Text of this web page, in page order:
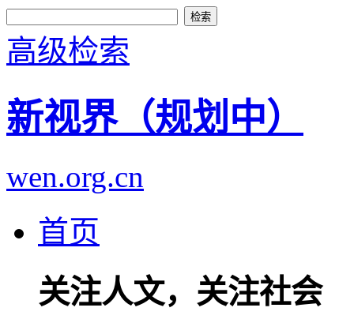
高级检索
新视界（规划中）
wen.org.cn
首页
关注人文，关注社会